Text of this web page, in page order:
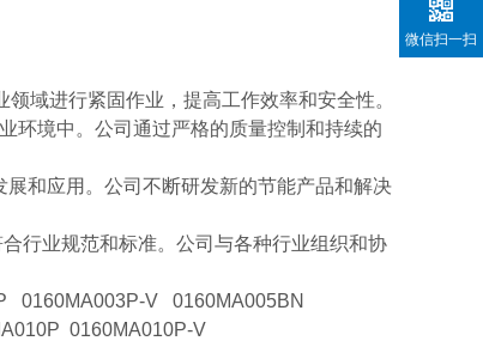
域进行紧固作业，提高工作效率和安全性。
环境中。公司通过严格的质量控制和持续的
和应用。公司不断研发新的节能产品和解决
行业规范和标准。公司与各种行业组织和协
0160MA003P-V 0160MA005BN
0160MA010P-V
微信扫一扫